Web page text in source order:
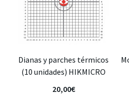
Dianas y parches térmicos
(10 unidades) HIKMICRO
20,00€